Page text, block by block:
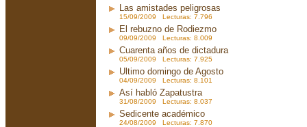
Las amistades peligrosas
15/09/2009 Lecturas: 7.796
El rebuzno de Rodiezmo
09/09/2009 Lecturas: 8.009
Cuarenta años de dictadura
05/09/2009 Lecturas: 7.925
Ultimo domingo de Agosto
04/09/2009 Lecturas: 8.101
Así habló Zapatustra
31/08/2009 Lecturas: 8.037
Sedicente académico
24/08/2009 Lecturas: 7.870